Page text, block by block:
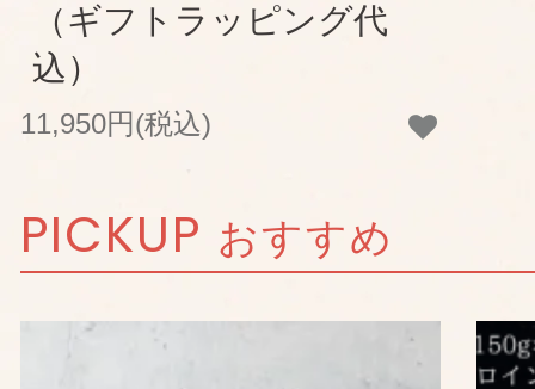
（ギフトラッピング代
込）
11,950円(税込)
PICKUP おすすめ